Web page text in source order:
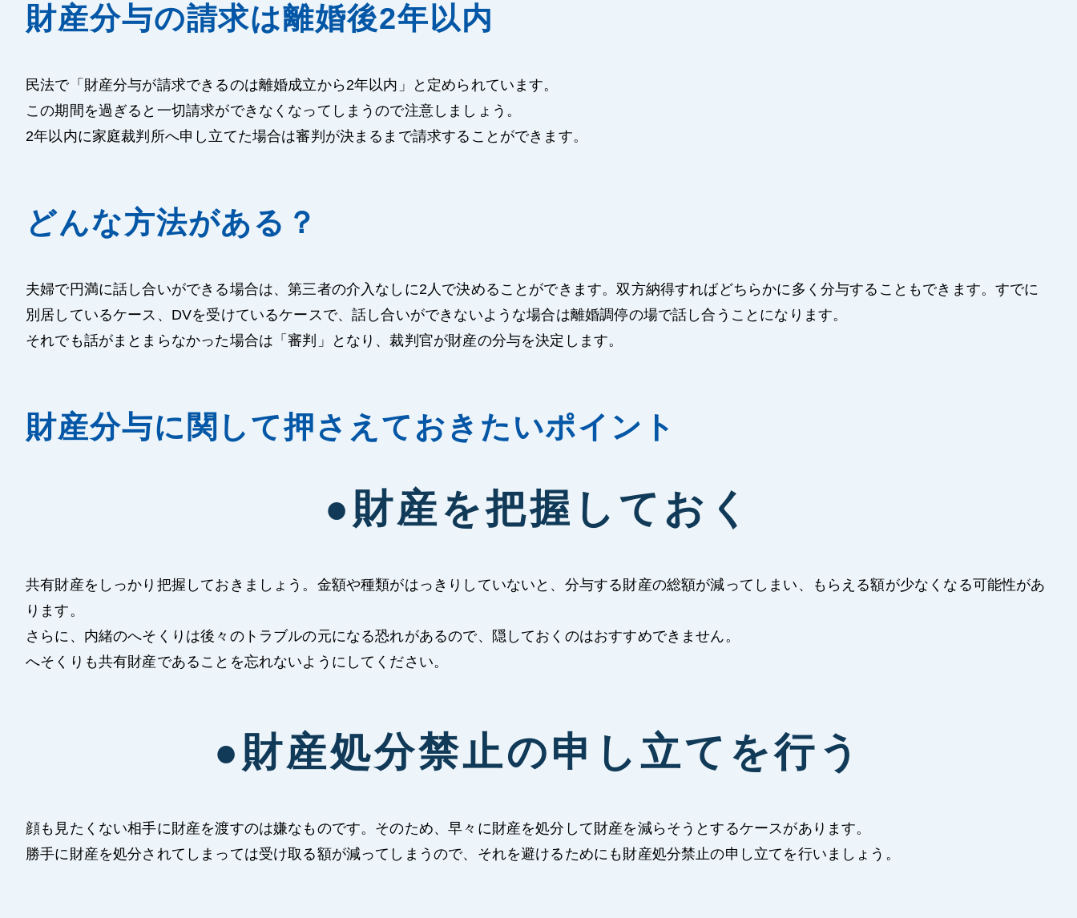
財産分与の請求は離婚後2年以内
民法で「財産分与が請求できるのは離婚成立から2年以内」と定められています。
この期間を過ぎると一切請求ができなくなってしまうので注意しましょう。
2年以内に家庭裁判所へ申し立てた場合は審判が決まるまで請求することができます。
どんな方法がある？
夫婦で円満に話し合いができる場合は、第三者の介入なしに2人で決めることができます。双方納得すればどちらかに多く分与することもできます。すでに
別居しているケース、DVを受けているケースで、話し合いができないような場合は離婚調停の場で話し合うことになります。
それでも話がまとまらなかった場合は「審判」となり、裁判官が財産の分与を決定します。
財産分与に関して押さえておきたいポイント
●財産を把握しておく
共有財産をしっかり把握しておきましょう。金額や種類がはっきりしていないと、分与する財産の総額が減ってしまい、もらえる額が少なくなる可能性があ
ります。
さらに、内緒のへそくりは後々のトラブルの元になる恐れがあるので、隠しておくのはおすすめできません。
へそくりも共有財産であることを忘れないようにしてください。
●財産処分禁止の申し立てを行う
顔も見たくない相手に財産を渡すのは嫌なものです。そのため、早々に財産を処分して財産を減らそうとするケースがあります。
勝手に財産を処分されてしまっては受け取る額が減ってしまうので、それを避けるためにも財産処分禁止の申し立てを行いましょう。